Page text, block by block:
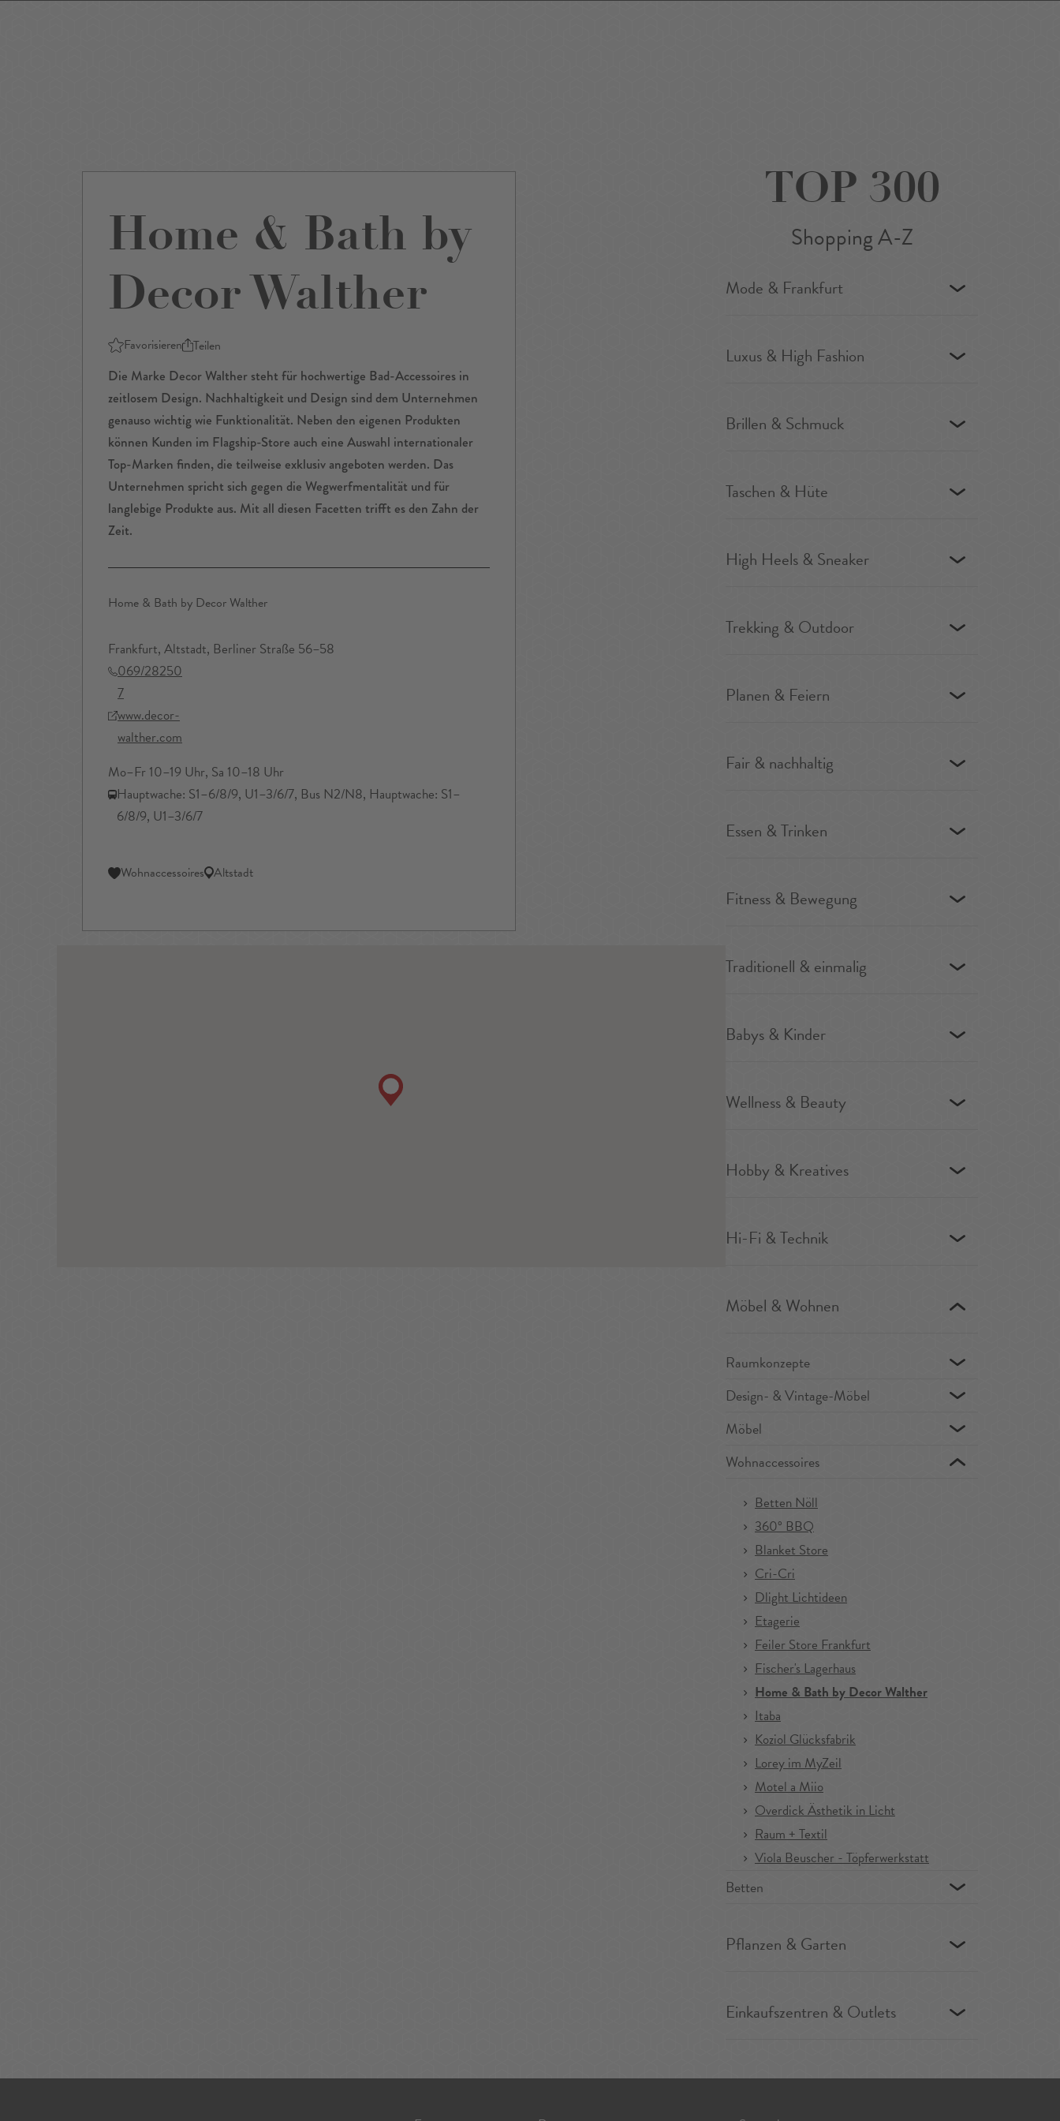
Home & Bath by
Decor Walther
Favorisieren Teilen
Die Marke Decor Walther steht für hochwertige Bad-Accessoires in
zeitlosem Design. Nachhaltigkeit und Design sind dem Unternehmen
genauso wichtig wie Funktionalität. Neben den eigenen Produkten
können Kunden im Flagship-Store auch eine Auswahl internationaler
Top-Marken finden, die teilweise exklusiv angeboten werden. Das
Unternehmen spricht sich gegen die Wegwerfmentalität und für
langlebige Produkte aus. Mit all diesen Facetten trifft es den Zahn der
Zeit.
Home & Bath by Decor Walther
Frankfurt, Altstadt, Berliner Straße 56–58
069/28250
7
www.decor-
walther.com
Mo–Fr 10–19 Uhr, Sa 10–18 Uhr
Hauptwache: S1–6/8/9, U1–3/6/7, Bus N2/N8, Hauptwache: S1–
6/8/9, U1–3/6/7
Wohnaccessoires Altstadt
TOP 300
Shopping A-Z
Mode & Frankfurt
Luxus & High Fashion
Brillen & Schmuck
Taschen & Hüte
High Heels & Sneaker
Trekking & Outdoor
Planen & Feiern
Fair & nachhaltig
Essen & Trinken
Fitness & Bewegung
Traditionell & einmalig
Babys & Kinder
Wellness & Beauty
Hobby & Kreatives
Hi-Fi & Technik
Möbel & Wohnen
Raumkonzepte
Design- & Vintage-Möbel
Möbel
Wohnaccessoires
Betten Nöll
360° BBQ
Blanket Store
Cri-Cri
Dlight Lichtideen
Etagerie
Feiler Store Frankfurt
Fischer's Lagerhaus
Home & Bath by Decor Walther
Itaba
Koziol Glücksfabrik
Lorey im MyZeil
Motel a Miio
Overdick Ästhetik in Licht
Raum + Textil
Viola Beuscher - Töpferwerkstatt
Betten
Pflanzen & Garten
Einkaufszentren & Outlets